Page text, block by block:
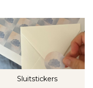
Sluitstickers